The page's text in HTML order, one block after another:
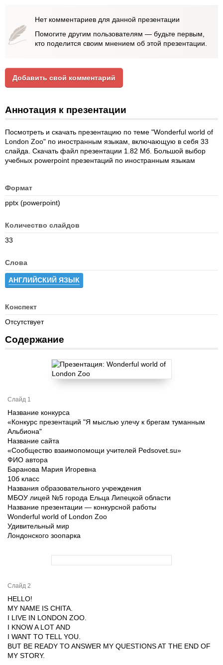
Нет комментариев для данной презентации
Помогите другим пользователям — будьте первым,
кто поделится своим мнением об этой презентации.
Добавить свой комментарий
Аннотация к презентации
Посмотреть и скачать презентацию по теме "Wonderful world of
London Zoo" по иностранным языкам, включающую в себя 33
слайда. Скачать файл презентации 1.82 Мб. Большой выбор
учебных powerpoint презентаций по иностранным языкам
Формат
pptx (powerpoint)
Количество слайдов
33
Слова
АНГЛИЙСКИЙ ЯЗЫК
Конспект
Отсутствует
Содержание
Слайд 1
Название конкурса
«Конкурс презентаций "Я мыслью улечу к брегам туманным
Альбиона"
Название сайта
«Сообщество взаимопомощи учителей Pedsovet.su»
ФИО автора
Баранова Мария Игоревна
10б класс
Названия образовательного учреждения
МБОУ лицей №5 города Ельца Липецкой области
Название презентации — конкурсной работы
Wonderful world of London Zoo
Удивительный мир
Лондонского зоопарка
Слайд 2
HELLO!
MY NAME IS CHITA.
I LIVE IN LONDON ZOO.
I KNOW A LOT AND
I WANT TO TELL YOU.
BUT BE READY TO ANSWER MY QUESTIONS AT THE END OF
MY STORY.